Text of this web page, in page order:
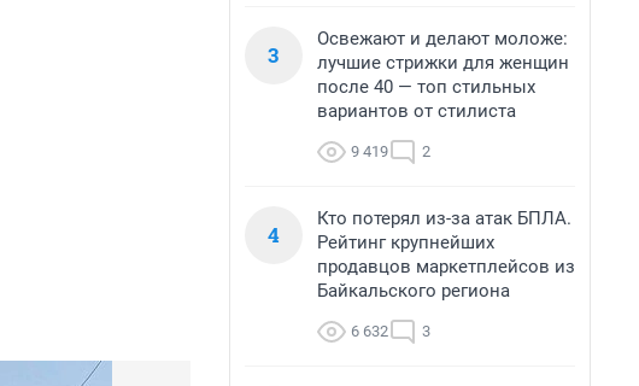
3
Освежают и делают моложе:
лучшие стрижки для женщин
после 40 — топ стильных
вариантов от стилиста
9 419 2
4
Кто потерял из-за атак БПЛА.
Рейтинг крупнейших
продавцов маркетплейсов из
Байкальского региона
6 632 3